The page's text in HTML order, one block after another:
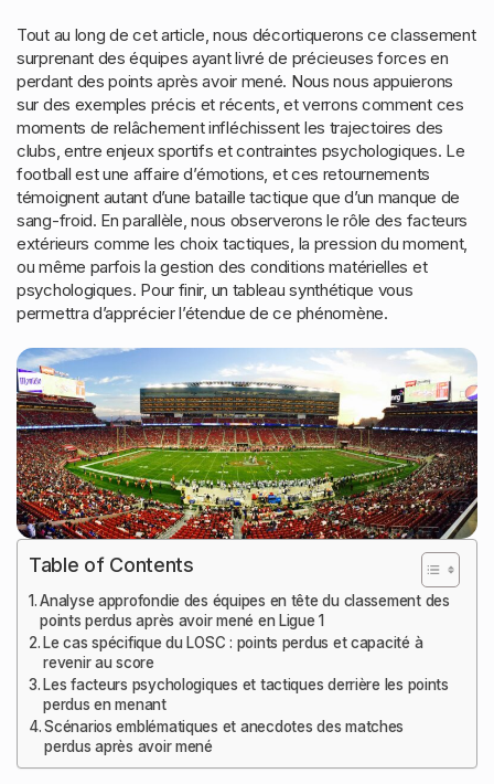
Tout au long de cet article, nous décortiquerons ce classement
surprenant des équipes ayant livré de précieuses forces en
perdant des points après avoir mené. Nous nous appuierons
sur des exemples précis et récents, et verrons comment ces
moments de relâchement infléchissent les trajectoires des
clubs, entre enjeux sportifs et contraintes psychologiques. Le
football est une affaire d’émotions, et ces retournements
témoignent autant d’une bataille tactique que d’un manque de
sang-froid. En parallèle, nous observerons le rôle des facteurs
extérieurs comme les choix tactiques, la pression du moment,
ou même parfois la gestion des conditions matérielles et
psychologiques. Pour finir, un tableau synthétique vous
permettra d’apprécier l’étendue de ce phénomène.
Table of Contents
Analyse approfondie des équipes en tête du classement des
points perdus après avoir mené en Ligue 1
Le cas spécifique du LOSC : points perdus et capacité à
revenir au score
Les facteurs psychologiques et tactiques derrière les points
perdus en menant
Scénarios emblématiques et anecdotes des matches
perdus après avoir mené